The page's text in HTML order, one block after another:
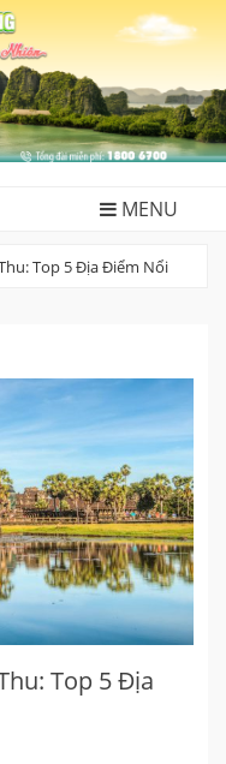
MENU
Top 5 Địa Điểm Nổi
Top 5 Địa